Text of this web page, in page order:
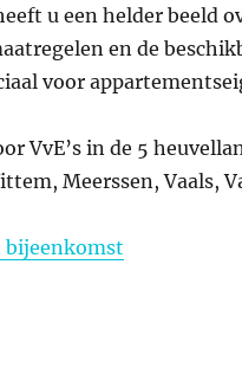
u een helder beeld
en de
voor
VvE’s in de 5
Meerssen, Vaals,
bijeenkomst